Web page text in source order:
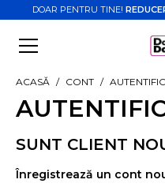
DOAR PENTRU TINE!
ACASĂ CONT
SUNT CLIENT
Înregistrează un cont